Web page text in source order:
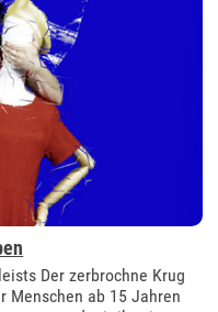
Der zerbrochne Krug
Menschen ab 15 Jahren